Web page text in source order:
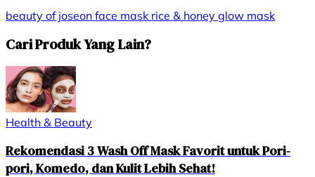
beauty of joseon face mask rice & honey glow mask
Cari Produk Yang Lain?
Health & Beauty
Rekomendasi 3 Wash Off Mask Favorit untuk Pori-
pori, Komedo, dan Kulit Lebih Sehat!